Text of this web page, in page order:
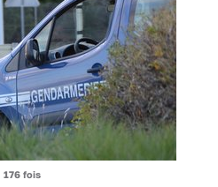
176 fois